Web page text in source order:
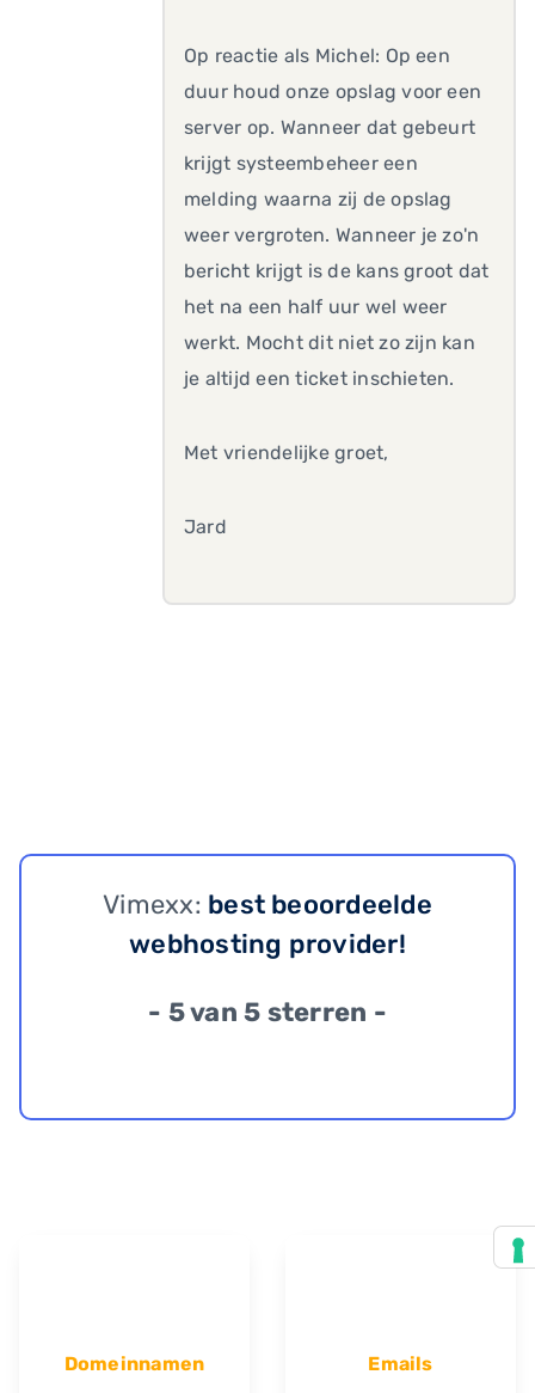
Op reactie als Michel: Op een
duur houd onze opslag voor een
server op. Wanneer dat gebeurt
krijgt systeembeheer een
melding waarna zij de opslag
weer vergroten. Wanneer je zo'n
bericht krijgt is de kans groot dat
het na een half uur wel weer
werkt. Mocht dit niet zo zijn kan
je altijd een ticket inschieten.
Met vriendelijke groet,
Jard
Vimexx: best beoordeelde
webhosting provider!
- 5 van 5 sterren -
Domeinnamen Emails